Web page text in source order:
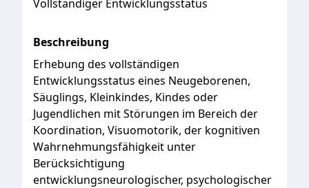
Vollständiger Entwicklungsstatus
Beschreibung
Erhebung des vollständigen
Entwicklungsstatus eines Neugeborenen,
Säuglings, Kleinkindes, Kindes oder
Jugendlichen mitStörungen im Bereich der
Koordination, Visuomotorik, der kognitiven
Wahrnehmungsfähigkeit unter
Berücksichtigung
entwicklungsneurologischer, psychologischer